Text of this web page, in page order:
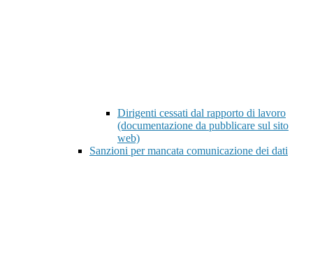
Dirigenti cessati dal rapporto di lavoro
(documentazione da pubblicare sul sito
web)
Sanzioni per mancata comunicazione dei dati